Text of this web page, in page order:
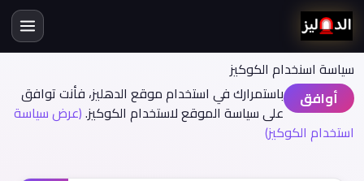
سياسة اسنخدام الكوكيز
أوافق
باستمرارك في استخدام موقع الدهليز، فأنت توافق
على سياسة الموقع لاستخدام الكوكيز.(عرض سياسة
استخدام الكوكيز)